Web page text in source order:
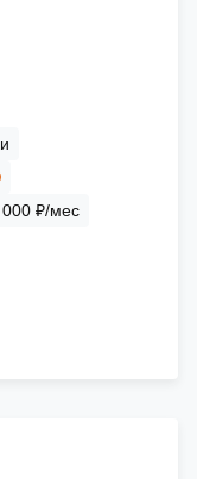
000 ₽/мес